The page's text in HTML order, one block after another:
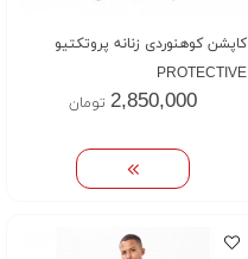
کاپشن کوهنوردی زنانه پروتکتیو
PROTECTIVE
2,850,000 تومان